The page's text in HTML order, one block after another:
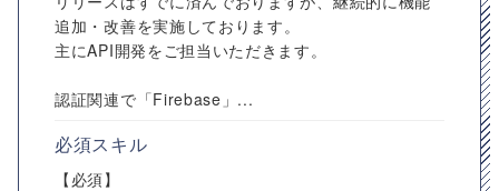
追加・改善を実施しております。
主にAPI開発をご担当いただきます。
認証関連で「Firebase」...
必須スキル
【必須】